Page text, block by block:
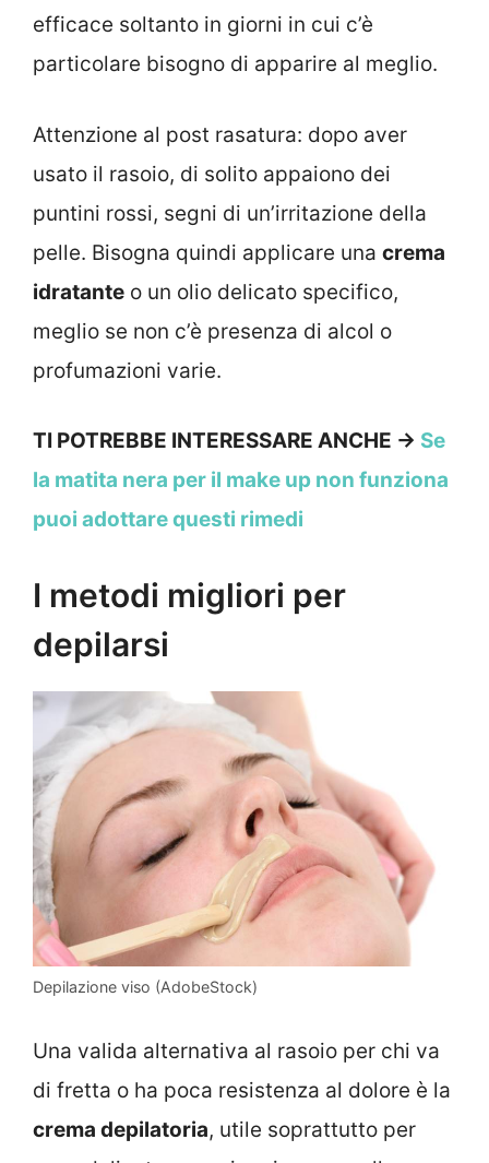
efficace soltanto in giorni in cui c’è
particolare bisogno di apparire al meglio.
Attenzione al post rasatura: dopo aver
usato il rasoio, di solito appaiono dei
puntini rossi, segni di un’irritazione della
pelle. Bisogna quindi applicare una crema
idratante o un olio delicato specifico,
meglio se non c’è presenza di alcol o
profumazioni varie.
TI POTREBBE INTERESSARE ANCHE -> Se
la matita nera per il make up non funziona
puoi adottare questi rimedi
I metodi migliori per
depilarsi
Depilazione viso (AdobeStock)
Una valida alternativa al rasoio per chi va
di fretta o ha poca resistenza al dolore è la
crema depilatoria, utile soprattutto per